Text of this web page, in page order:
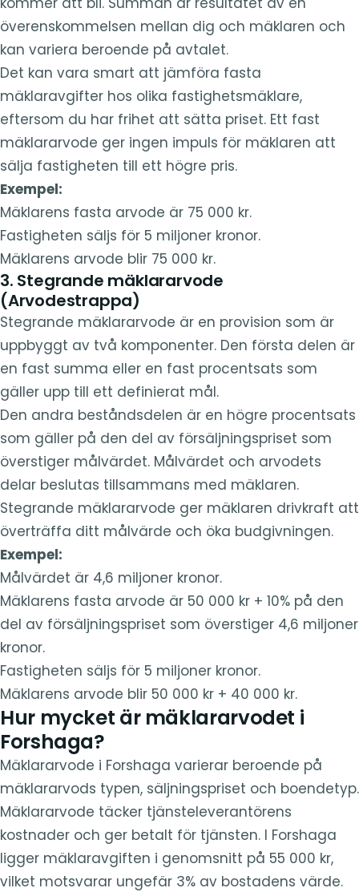
överenskommelsen mellan dig och mäklaren och
kan variera beroende på avtalet.
Det kan vara smart att jämföra fasta
mäklaravgifter hos olika fastighetsmäklare,
eftersom du har frihet att sätta priset. Ett fast
mäklararvode ger ingen impuls för mäklaren att
sälja fastigheten till ett högre pris.
Exempel:
Mäklarens fasta arvode är 75 000 kr.
Fastigheten säljs för 5 miljoner kronor.
Mäklarens arvode blir 75 000 kr.
3. Stegrande mäklararvode
(Arvodestrappa)
Stegrande mäklararvode är en provision som är
uppbyggt av två komponenter. Den första delen är
en fast summa eller en fast procentsats som
gäller upp till ett definierat mål.
Den andra beståndsdelen är en högre procentsats
som gäller på den del av försäljningspriset som
överstiger målvärdet. Målvärdet och arvodets
delar beslutas tillsammans med mäklaren.
Stegrande mäklararvode ger mäklaren drivkraft att
överträffa ditt målvärde och öka budgivningen.
Exempel:
Målvärdet är 4,6 miljoner kronor.
Mäklarens fasta arvode är 50 000 kr + 10% på den
del av försäljningspriset som överstiger 4,6 miljoner
kronor.
Fastigheten säljs för 5 miljoner kronor.
Mäklarens arvode blir 50 000 kr + 40 000 kr.
Hur mycket är mäklararvodet i
Forshaga?
Mäklararvode i Forshaga varierar beroende på
mäklararvods typen, säljningspriset och boendetyp.
Mäklararvode täcker tjänsteleverantörens
kostnader och ger betalt för tjänsten. I Forshaga
ligger mäklaravgiften i genomsnitt på 55 000 kr,
vilket motsvarar ungefär 3% av bostadens värde.